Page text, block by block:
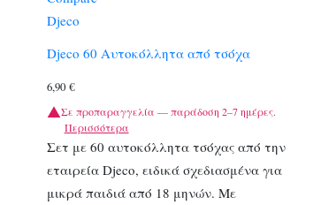
Djeco
Djeco 60 Αυτοκόλλητα από τσόχα
6,90 €
Σε προπαραγγελία — παράδοση 2–7 ημέρες.
Περισσότερα
Σετ με 60 αυτοκόλλητα τσόχας από την
εταιρεία Djeco, ειδικά σχεδιασμένα για
μικρά παιδιά από 18 μηνών. Με